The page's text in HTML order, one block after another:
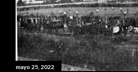
mayo 25, 2022